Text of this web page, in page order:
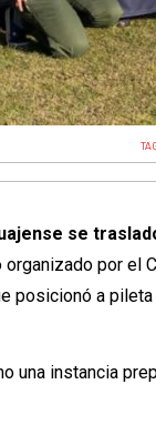
se
organizado por el
posicionó a
una instancia